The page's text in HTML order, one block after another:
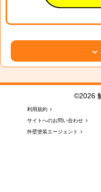
©2026
利用規約
サイトへのお問い合わせ
外壁塗装エージェント